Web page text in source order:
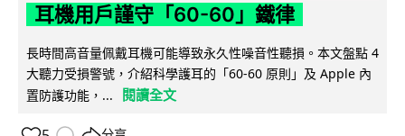
耳機用戶謹守「60-60」鐵律
長時間高音量佩戴耳機可能導致永久性噪音性聽損。本文盤點 4
大聽力受損警號，介紹科學護耳的「60-60 原則」及 Apple 內
置防護功能，...
閱讀全文